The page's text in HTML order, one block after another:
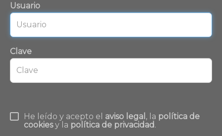
Usuario
Clave
He leído y acepto el aviso legal , la política de
cookiesy la política de privacidad.